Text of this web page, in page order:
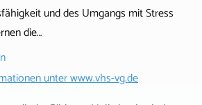
und des Umgangs mit Stress
die…
unterwww.vhs-vg.de